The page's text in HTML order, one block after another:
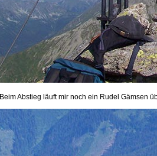
Beim Abstieg läuft mir noch ein Rudel Gämsen